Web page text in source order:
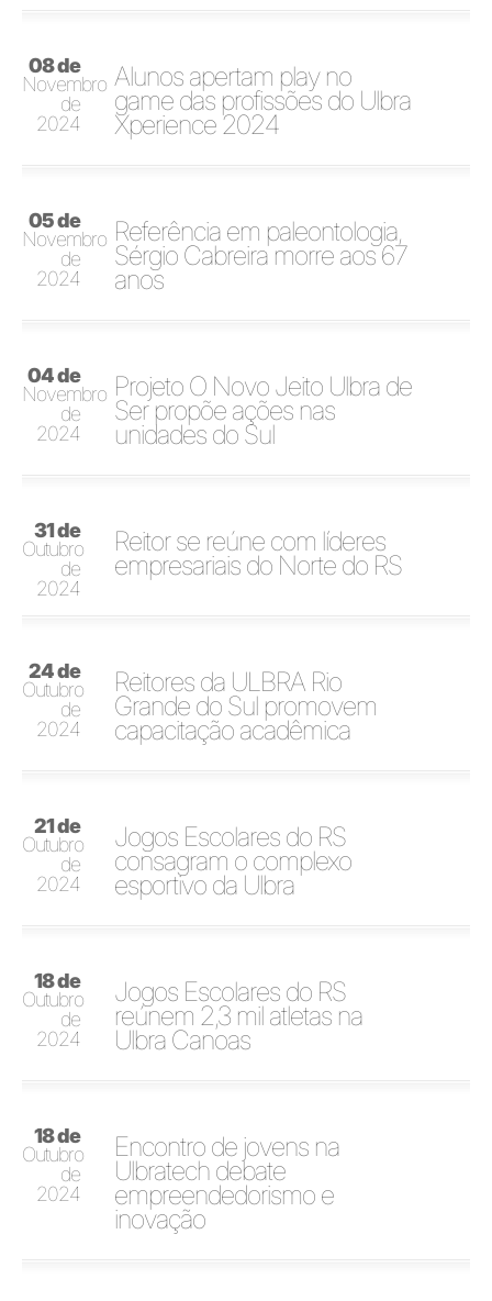
08 de
Novembro
de
2024
Alunos apertam play no
game das profissões do Ulbra
Xperience 2024
05 de
Novembro
de
2024
Referência em paleontologia,
Sérgio Cabreira morre aos 67
anos
04 de
Novembro
de
2024
Projeto O Novo Jeito Ulbra de
Ser propõe ações nas
unidades do Sul
31 de
Outubro
de
2024
Reitor se reúne com líderes
empresariais do Norte do RS
24 de
Outubro
de
2024
Reitores da ULBRA Rio
Grande do Sul promovem
capacitação acadêmica
21 de
Outubro
de
2024
Jogos Escolares do RS
consagram o complexo
esportivo da Ulbra
18 de
Outubro
de
2024
Jogos Escolares do RS
reúnem 2,3 mil atletas na
Ulbra Canoas
18 de
Outubro
de
2024
Encontro de jovens na
Ulbratech debate
empreendedorismo e
inovação